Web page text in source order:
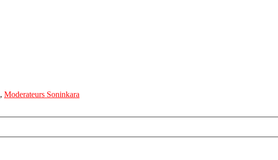
, Moderateurs Soninkara